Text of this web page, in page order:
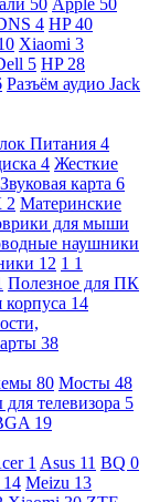
4 HP40
Xiaomi 3
5 HP 28
Разъём аудио Jack
Питания 4
4 Жесткие
Звуковая карта 6
2 Материнские
для мыши
наушники
12 1 1
Полезное для ПК
14
38
80 Мосты 48
телевизора 5
19
1 Asus 11 BQ 0
14 Meizu 13